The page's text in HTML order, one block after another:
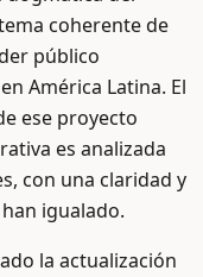
coherente de
público
América Latina. El
ese proyecto
es analizada
con una claridad y
igualado.
la actualización